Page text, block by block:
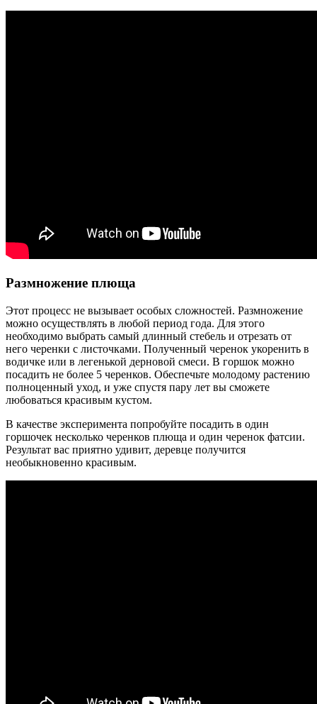
Размножение плюща
Этот процесс не вызывает особых сложностей. Размножение
можно осуществлять в любой период года. Для этого
необходимо выбрать самый длинный стебель и отрезать от
него черенки с листочками. Полученный черенок укоренить в
водичке или в легенькой дерновой смеси. В горшок можно
посадить не более 5 черенков. Обеспечьте молодому растению
полноценный уход, и уже спустя пару лет вы сможете
любоваться красивым кустом.
В качестве эксперимента попробуйте посадить в один
горшочек несколько черенков плюща и один черенок фатсии.
Результат вас приятно удивит, деревце получится
необыкновенно красивым.